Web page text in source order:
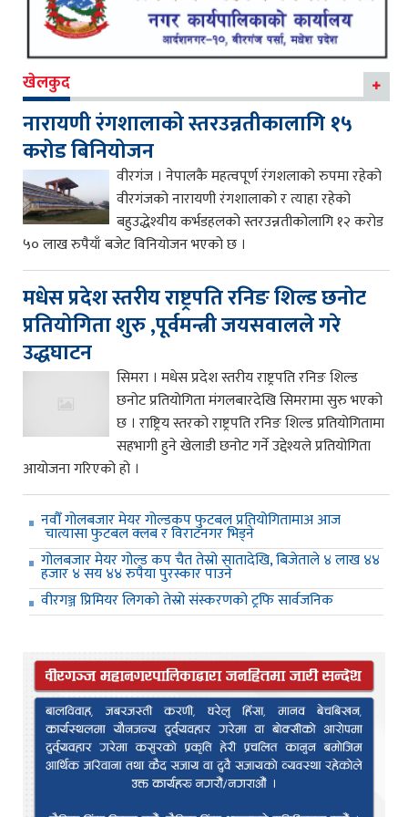
खेलकुद
नारायणी रंगशालाको स्तरउन्नतीकालागि १५
करोड बिनियोजन
वीरगंज । नेपालकै महत्वपूर्ण रंगशलाको रुपमा रहेको
वीरगंजको नारायणी रंगशालाको र त्याहा रहेको
बहुउद्धेश्यीय कर्भडहलको स्तरउन्नतीकोलागि १२ करोड
५० लाख रुपैयाँ बजेट विनियोजन भएको छ ।
मधेस प्रदेश स्तरीय राष्ट्रपति रनिङ शिल्ड छनोट
प्रतियोगिता शुरु ,पूर्वमन्त्री जयसवालले गरे
उद्धघाटन
सिमरा । मधेस प्रदेश स्तरीय राष्ट्रपति रनिङ शिल्ड
छनोट प्रतियोगिता मंगलबारदेखि सिमरामा सुरु भएको
छ । राष्ट्रिय स्तरको राष्ट्रपति रनिङ शिल्ड प्रतियोगितामा
सहभागी हुने खेलाडी छनोट गर्ने उद्देश्यले प्रतियोगिता
आयोजना गरिएको हो ।
नवौँ गोलबजार मेयर गोल्डकप फुटबल प्रतियोगितामाअ आज
चात्यासा फुटबल क्लब र विराटनगर भिड्ने
गोलबजार मेयर गोल्ड कप चैत तेस्रो सातादेखि, बिजेताले ४ लाख ४४
हजार ४ सय ४४ रुपैया पुरस्कार पाउने
वीरगञ्ज प्रिमियर लिगको तेस्रो संस्करणको ट्रफि सार्वजनिक